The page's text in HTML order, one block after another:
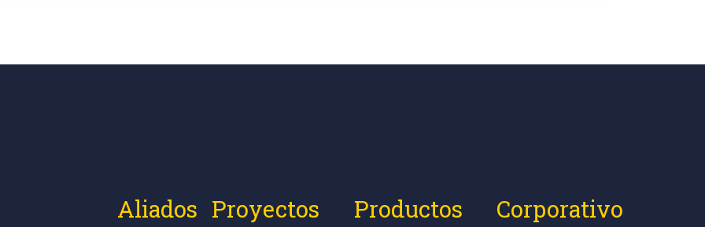
Aliados Proyectos Productos Corporativo